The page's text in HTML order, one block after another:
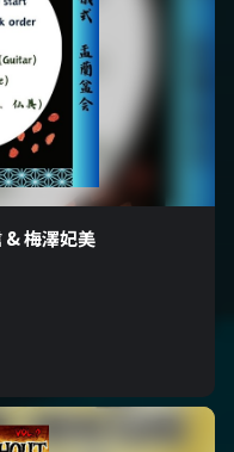
& 梅澤妃美